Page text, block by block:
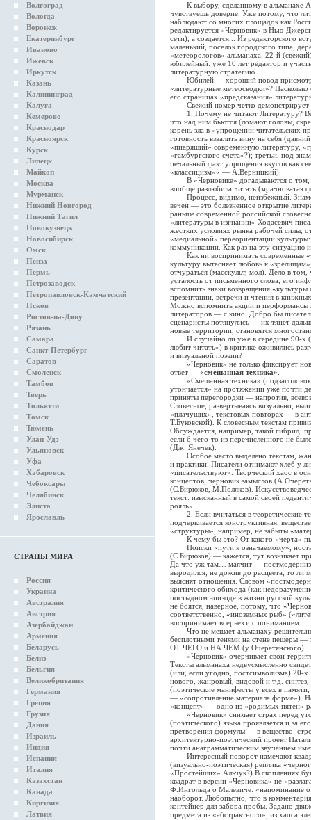
Волгоград
Вологда
Воронеж
Екатеринбург
Иваново
Ижевск
Иркутск
Казань
Калининград
Калуга
Кемерово
Краснодар
Красноярск
Курск
Липецк
Майкоп
Москва
Мурманск
Нижний Новгород
Нижний Тагил
Новокузнецк
Новосибирск
Омск
Пенза
Пермь
Петрозаводск
Петропавловск-Камчатский
Псков
Ростов-на-Дону
Рязань
Самара
Санкт-Петербург
Саратов
Смоленск
Тамбов
Тверь
Тольятти
Томск
Тюмень
Улан-Удэ
Ульяновск
Уфа
Хабаровск
Чебоксары
Челябинск
Элиста
Ярославль
СТРАНЫ МИРА
Россия
Украина
Австралия
Австрия
Азербайджан
Армения
Беларусь
Белиз
Бельгия
Великобритания
Германия
Греция
Грузия
Дания
Израиль
Индия
Испания
Италия
Казахстан
Канада
Киргизия
Латвия
К выбору, сделанному в альманахе
чувствуешь доверие. Уже потому, что
наблюдают со многих площадок как
редактируется «Черновик» в Нью-
сети), а создается... Из редакторского
маленький, поселок городского типа,
«метеорологов» альманаха. 22-й
юбилейный: уже 10 лет редактор и
литературную стратегию.
Юбилей — хороший повод
«литературные метеосводки»?
его страницах «предсказания»
Свежий номер четко демонстрирует
1. Почему не читают Литературу?
что над ним бьются (ломают головы,
корень зла в «упрощении читательских
готовность взвалить вину на себя
«пиарящий» современную литературу,
«гамбургского счета»?); третьи, под
печальный факт упрощения вкусов как
«классицизм»« — А.Верницкий).
В «Черновике» догадываются о том,
вообще разлюбила читать (мрачноватая
Процесс, видимо, неизбежный.
вечен — это болезненное открытие
раньше современной российской
«литературы в изгнании» Ходасевич
жестких условиях рынка рабочей силы,
«медиальной» переориентации
коммуникации. Как раз на эту ситуацию
Как ни воспринимать современные
культуру вытесняет любовь к
отчураться (масскульт, мол). Дело в
усталость от письменного слова, его
вспомнить знаки возвращения
презентации, встречи и чтения в
Можно вспомнить акции и перформансы
литераторов — с кино. Добро бы
сценаристы потянулись — их тянет
новые территории, становятся
И случайно ли уже в середине 90-х
любит читать») в критике оживились
и визуальной поэзии?
«Черновик» не только фиксирует
ответ — «смешанная техника»
«Смешанная техника» (подзаголовок,
утончается» на протяжении уже почти
приняты перегородки — напротив,
Словесное, развертываясь визуально,
«плачущих», текстовых повторах — в
Т.Буковской). К словесным текстам
Обсуждается, например, такой гибрид:
если б чего-то из перечисленного не
(Дж. Янечек).
Особое место выделено текстам,
и практики. Писатели отнимают хлеб у
«писательствуют». Творческий хаос в
концептов, черновик замыслов
(С.Бирюков, М.Поляков).
текст: изысканный в самой своей
рояль»…
2. Если вчитаться в теоретические
подчеркивается конструктивная,
«структуры», например, не забыты
К чему бы это? От какого «черта»
Поиски «пути к означаемому»,
(С.Бирюков) — кажется, тут возникает
Да что уж там… маячит —
выродился, не дожив до расцвета, то ли
выяснят отношения. Словом
критического обихода (как
постыдном эпизоде в жизни русской
не боятся, наверное, потому, что
соответственно, «иноземных рыб»
воспринимает всерьез и с пониманием.
Что не мешает альманаху решительно
бесплотными тенями на стене пещеры —
ОТ ЧЕГО и НА ЧЕМ (у Очеретянского).
«Черновик» очерчивает свои
Тексты альманаха недвусмысленно
(или, если угодно, постсимволизма) 20-
нового, жанровый, видовой и т.д.
(поэтические манифесты у всех в
— «сопротивление материала форме»).
«концепт» — одно из «родимых пятен»
«Черновик» снимает страх перед
(поэтического) языка проявляется и за
претворения формулы — в вещество:
архитектурно-поэтический проект
почти анаграмматическим звучанием
Интересный поворот намечают
(визуально-поэтическая) реплика
«Простейших» Альчук?) В скоплениях
квадрат в версии «Черновика» не
Ф.Ингольда о Малевиче: «напоминание
наоборот. Любопытно, что в
контейнер для забора пробы. Задано
предмета из «абстрактного», из хаоса